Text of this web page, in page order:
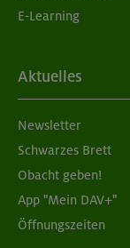
E-Learning
Aktuelles
Newsletter
Schwarzes Brett
Obacht geben!
App "Mein DAV+"
Öffnungszeiten